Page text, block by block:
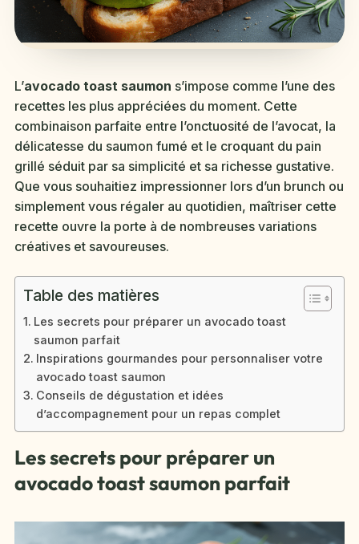
L’avocado toast saumon s’impose comme l’une des
recettes les plus appréciées du moment. Cette
combinaison parfaite entre l’onctuosité de l’avocat, la
délicatesse du saumon fumé et le croquant du pain
grillé séduit par sa simplicité et sa richesse gustative.
Que vous souhaitiez impressionner lors d’un brunch ou
simplement vous régaler au quotidien, maîtriser cette
recette ouvre la porte à de nombreuses variations
créatives et savoureuses.
Table des matières
Les secrets pour préparer un avocado toast
saumon parfait
Inspirations gourmandes pour personnaliser votre
avocado toast saumon
Conseils de dégustation et idées
d’accompagnement pour un repas complet
Les secrets pour préparer un
avocado toast saumon parfait